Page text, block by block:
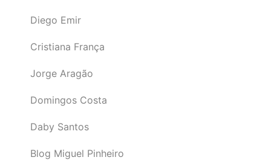
Diego Emir
Cristiana França
Jorge Aragão
Domingos Costa
Daby Santos
Blog Miguel Pinheiro